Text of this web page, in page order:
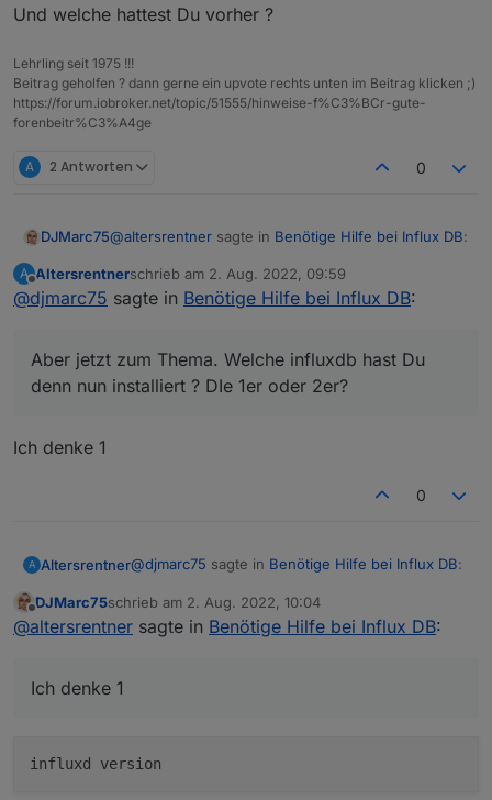
Und welche hattest Du vorher ?
Lehrling seit 1975 !!!
Beitrag geholfen ? dann gerne ein upvote rechts unten im Beitrag klicken ;)
https://forum.iobroker.net/topic/51555/hinweise-f%C3%BCr-gute-
forenbeitr%C3%A4ge
A 2 Antworten 0
DJMarc75@altersrentner sagte in Benötige Hilfe bei Influx DB:
Da hast Du aber eine schlechte Meinung von
Aber jetzt zum Thema. Welche influxdb hast Du
denn nun installiert ? DIe 1er oder 2er?
Und welche hattest Du vorher ?
A
Offline
Altersrentnerschrieb am 2. Aug. 2022, 09:59
zuletzt editiert von
@djmarc75 sagte in Benötige Hilfe bei Influx DB:
Aber jetzt zum Thema. Welche influxdb hast Du
denn nun installiert ? DIe 1er oder 2er?
Ich denke 1
0
A Altersrentner@djmarc75 sagte in Benötige Hilfe bei Influx DB:
Aber jetzt zum Thema. Welche influxdb hast
Offline
DJMarc75schrieb am 2. Aug. 2022, 10:04
zuletzt editiert von
@altersrentner sagte in Benötige Hilfe bei Influx DB:
Ich denke 1